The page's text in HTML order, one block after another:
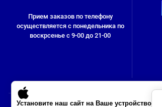
Установите наш сайт на Ваше устройство
Прием заказов по телефону
осуществляется с понедельника по
воскрсенье с 9-00 до 21-00